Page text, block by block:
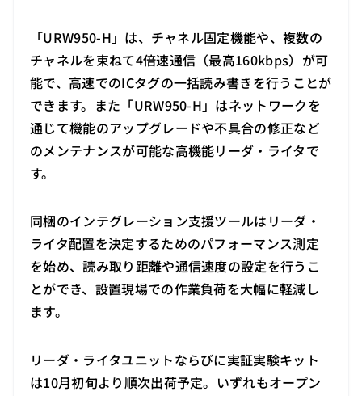
「URW950-H」は、チャネル固定機能や、複数の
チャネルを束ねて4倍速通信（最高160kbps）が可
能で、高速でのICタグの一括読み書きを行うことが
できます。また「URW950-H」はネットワークを
通じて機能のアップグレードや不具合の修正など
のメンテナンスが可能な高機能リーダ・ライタで
す。
同梱のインテグレーション支援ツールはリーダ・
ライタ配置を決定するためのパフォーマンス測定
を始め、読み取り距離や通信速度の設定を行うこ
とができ、設置現場での作業負荷を大幅に軽減し
ます。
リーダ・ライタユニットならびに実証実験キット
は10月初旬より順次出荷予定。いずれもオープン